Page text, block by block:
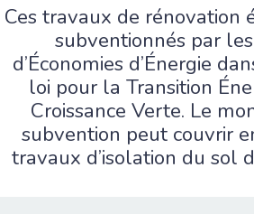
Ces travaux de rénovation
subventionnés par
d’Économies d’Énergie
loi pour la Transition
Croissance Verte. Le
subvention peut couvrir
travaux d’isolation du sol